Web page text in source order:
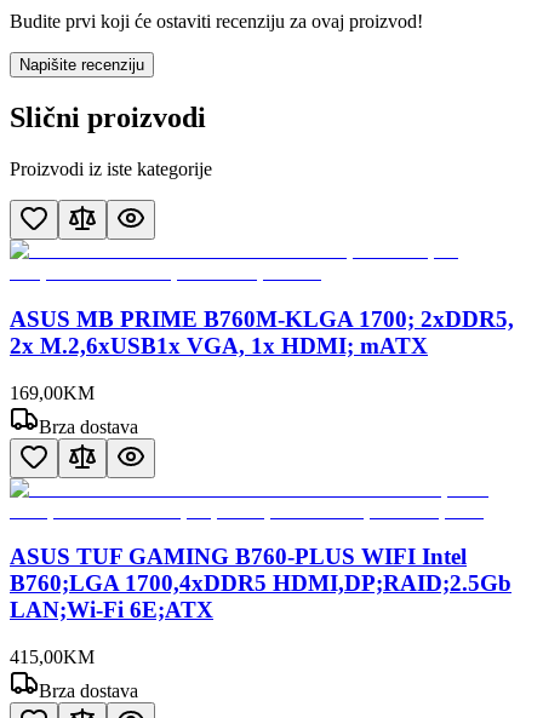
Budite prvi koji će ostaviti recenziju za ovaj proizvod!
Napišite recenziju
Slični proizvodi
Proizvodi iz iste kategorije
ASUS MB PRIME B760M-KLGA 1700; 2xDDR5,
2x M.2,6xUSB1x VGA, 1x HDMI; mATX
169,00KM
Brza dostava
ASUS TUF GAMING B760-PLUS WIFI Intel
B760;LGA 1700,4xDDR5 HDMI,DP;RAID;2.5Gb
LAN;Wi-Fi 6E;ATX
415,00KM
Brza dostava